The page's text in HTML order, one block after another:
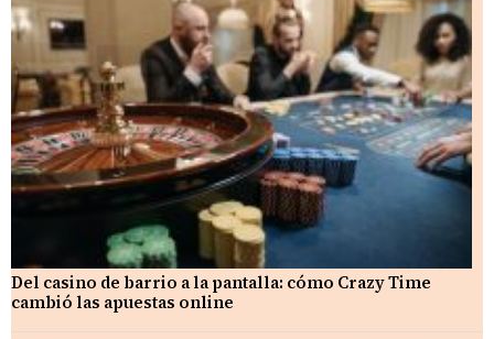
Del casino de barrio a la pantalla: cómo Crazy Time
cambió las apuestas online